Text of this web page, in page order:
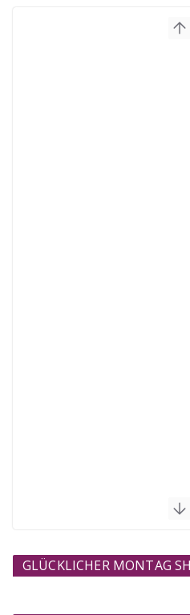
GLÜCKLICHER MONTAG